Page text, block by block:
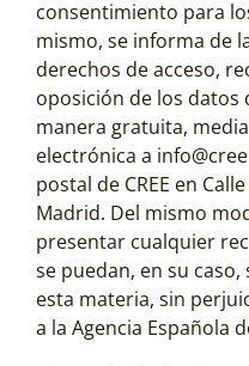
consentimiento para
mismo, se informa de
derechos de acceso,
oposición de los datos
manera gratuita,
electrónica a
postal de CREE en
Madrid. Del mismo
presentar cualquier
se puedan, en su
esta materia, sin
a la Agencia Española